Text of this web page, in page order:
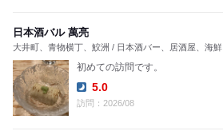
日本酒バル 萬亮
大井町、青物横丁、鮫洲 / 日本酒バー、居酒屋、海鮮
初めての訪問です。
Dinner:
5.0
訪問：2026/08